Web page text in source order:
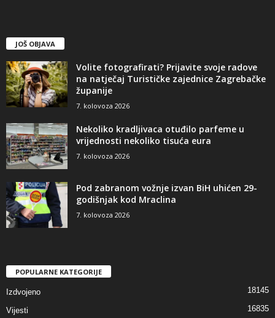
JOŠ OBJAVA
Volite fotografirati? Prijavite svoje radove
na natječaj Turističke zajednice Zagrebačke
županije
7. kolovoza 2026
Nekoliko kradljivaca otuđilo parfeme u
vrijednosti nekoliko tisuća eura
7. kolovoza 2026
Pod zabranom vožnje izvan BiH uhićen 29-
godišnjak kod Mraclina
7. kolovoza 2026
POPULARNE KATEGORIJE
Izdvojeno 18145
Vijesti 16835